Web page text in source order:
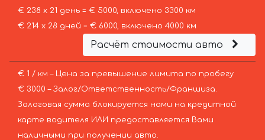
€ 238 х 21 день = € 5000, включено 3300 км
€ 214 х 28 дней = € 6000, включено 4000 км
Расчёт стоимости авто
€ 1 / км – Цена за превышение лимита по пробегу
€ 3000 – Залог/Ответственность/Франшиза.
Залоговая сумма блокируется нами на кредитной
карте водителя ИЛИ предоставляется Вами
наличными при получении авто.